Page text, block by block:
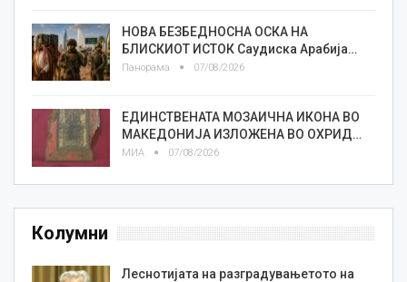
НОВА БЕЗБЕДНОСНА ОСКА НА
БЛИСКИОТ ИСТОК Саудиска Арабија…
Панорама 07/08/2026
ЕДИНСТВЕНАТА МОЗАИЧНА ИКОНА ВО
МАКЕДОНИЈА ИЗЛОЖЕНА ВО ОХРИД…
МИА 07/08/2026
Колумни
Леснотијата на разградувањетото на